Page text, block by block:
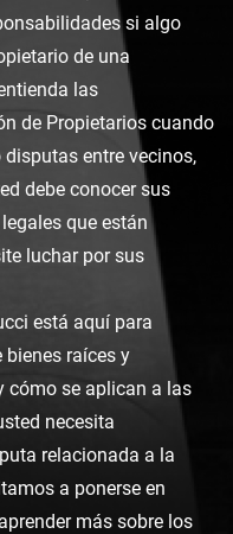
si algo
de una
las
de Propietarios cuando
entre vecinos,
debe conocer sus
que están
luchar por sus
está aquí para
bienes raíces y
cómo se aplican a las
necesita
relacionada a la
a ponerse en
más sobre los